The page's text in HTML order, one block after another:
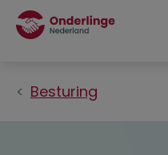
Besturing